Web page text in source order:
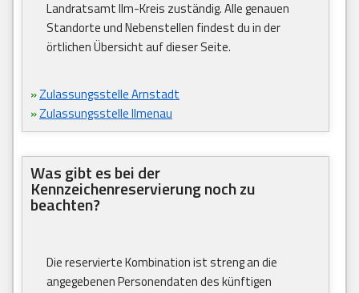
Landratsamt Ilm-Kreis zuständig. Alle genauen
Standorte und Nebenstellen findest du in der
örtlichen Übersicht auf dieser Seite.
»Zulassungsstelle Arnstadt
»Zulassungsstelle Ilmenau
Was gibt es bei der
Kennzeichenreservierung noch zu
beachten?
Die reservierte Kombination ist streng an die
angegebenen Personendaten des künftigen